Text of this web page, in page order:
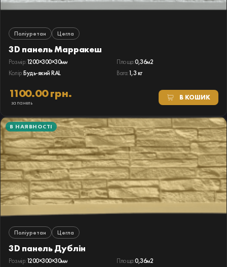
Поліуретан Цегла
3D панель Марракеш
Розмір:1200×300×30мм Площа:0,36м2
Колір:Будь-який RAL Вага:1,3 кг
1100.00 грн.
за панель
В КОШИК
В НАЯВНОСТІ
Поліуретан Цегла
3D панель Дублін
Розмір:1200×300×30мм Площа:0,36м2